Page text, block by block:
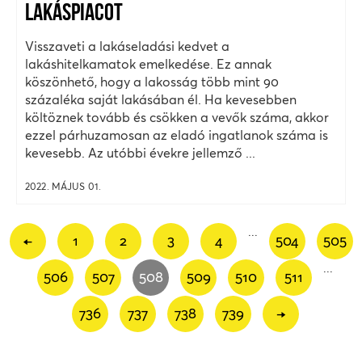
LAKÁSPIACOT
Visszaveti a lakáseladási kedvet a
lakáshitelkamatok emelkedése. Ez annak
köszönhető, hogy a lakosság több mint 90
százaléka saját lakásában él. Ha kevesebben
költöznek tovább és csökken a vevők száma, akkor
ezzel párhuzamosan az eladó ingatlanok száma is
kevesebb. Az utóbbi évekre jellemző ...
2022. MÁJUS 01.
← 1 2 3 4 504 505
506 507 508 509 510 511
736 737 738 739 →